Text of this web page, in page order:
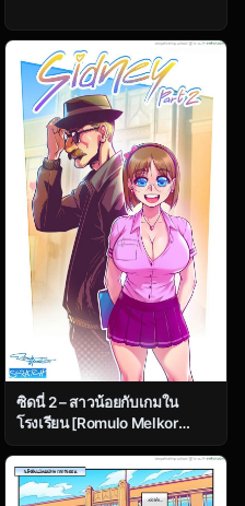
ซิดนี่ 2 – สาวน้อยกับเกมใน
โรงเรียน [Romulo Melkor
Mancin] Sidney – Issue 2